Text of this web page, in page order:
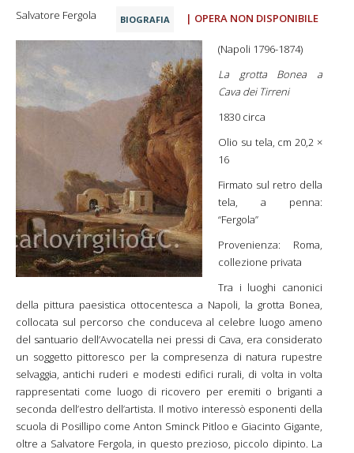
BIOGRAFIA | OPERA NON DISPONIBILE
Salvatore Fergola
(Napoli 1796-1874)
La grotta Bonea a
Cava dei Tirreni
1830 circa
Olio su tela, cm 20,2 ×
16
Firmato sul retro della
tela, a penna:
“Fergola”
Provenienza: Roma,
collezione privata
Tra i luoghi canonici
della pittura paesistica ottocentesca a Napoli, la grotta Bonea,
collocata sul percorso che conduceva al celebre luogo ameno
del santuario dell’Avvocatella nei pressi di Cava, era considerato
un soggetto pittoresco per la compresenza di natura rupestre
selvaggia, antichi ruderi e modesti edifici rurali, di volta in volta
rappresentati come luogo di ricovero per eremiti o briganti a
seconda dell’estro dell’artista. Il motivo interessò esponenti della
scuola di Posillipo come Anton Sminck Pitloo e Giacinto Gigante,
oltre a Salvatore Fergola, in questo prezioso, piccolo dipinto. La